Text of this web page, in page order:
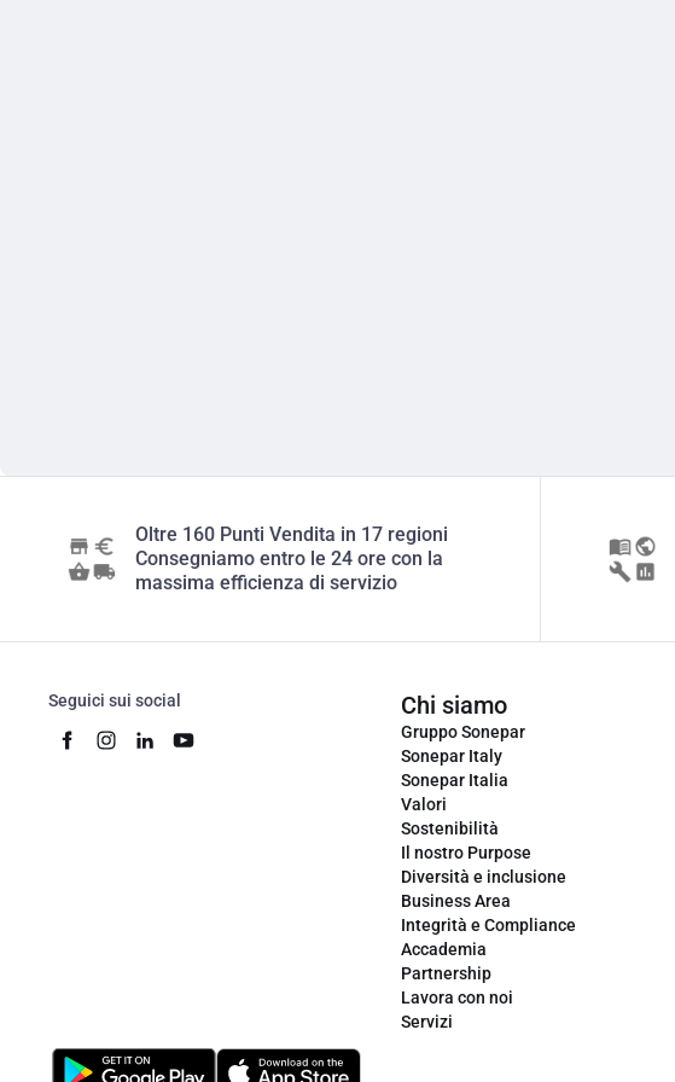
Oltre 160 Punti Vendita in 17 regioni
Consegniamo entro le 24 ore con la
massima efficienza di servizio
Seguici sui social Chi siamo
Gruppo Sonepar
Sonepar Italy
Sonepar Italia
Valori
Sostenibilità
Il nostro Purpose
Diversità e inclusione
Business Area
Integrità e Compliance
Accademia
Partnership
Lavora con noi
Servizi